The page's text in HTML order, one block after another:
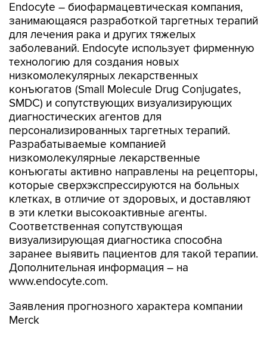
Endocyte – биофармацевтическая компания,
занимающаяся разработкой таргетных терапий
для лечения рака и других тяжелых
заболеваний. Endocyte использует фирменную
технологию для создания новых
низкомолекулярных лекарственных
конъюгатов (Small Molecule Drug Conjugates,
SMDC) и сопутствующих визуализирующих
диагностических агентов для
персонализированных таргетных терапий.
Разрабатываемые компанией
низкомолекулярные лекарственные
конъюгаты активно направлены на рецепторы,
которые сверхэкспрессируются на больных
клетках, в отличие от здоровых, и доставляют
в эти клетки высокоактивные агенты.
Соответственная сопутствующая
визуализирующая диагностика способна
заранее выявить пациентов для такой терапии.
Дополнительная информация – на
www.endocyte.com.
Заявления прогнозного характера компании
Merck